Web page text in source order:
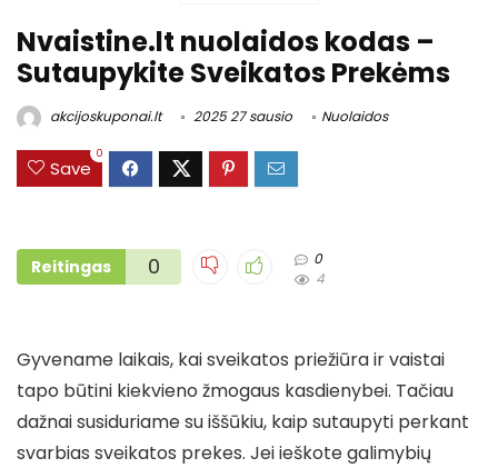
Nvaistine.lt nuolaidos kodas –
Sutaupykite Sveikatos Prekėms
akcijoskuponai.lt 2025 27 sausio Nuolaidos
Save
0
Reitingas 0
0
4
Gyvename laikais, kai sveikatos priežiūra ir vaistai
tapo būtini kiekvieno žmogaus kasdienybei. Tačiau
dažnai susiduriame su iššūkiu, kaip sutaupyti perkant
svarbias sveikatos prekes. Jei ieškote galimybių